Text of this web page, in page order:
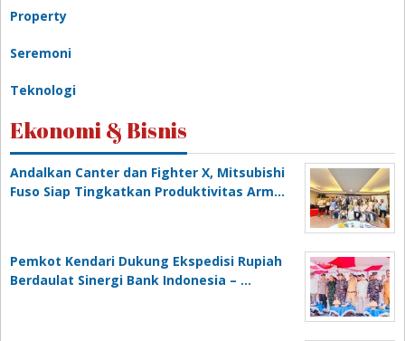
Property
Seremoni
Teknologi
Ekonomi & Bisnis
Andalkan Canter dan Fighter X, Mitsubishi
Fuso Siap Tingkatkan Produktivitas Arm…
Pemkot Kendari Dukung Ekspedisi Rupiah
Berdaulat Sinergi Bank Indonesia – …